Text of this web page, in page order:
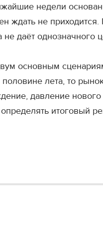
недели
ждать не
даёт однозначного
основным
лета, то
давление
итоговый